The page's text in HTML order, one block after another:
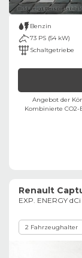
Bild zeigt
Benzin
73 PS (54 kW)
Schaltgetriebe
Angebot der
Kombinierte CO2-
Renault
EXP. ENERGY
2 Fahrzeughalter